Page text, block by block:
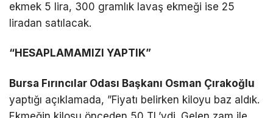
ekmek 5 lira, 300 gramlık lavaş ekmeği ise 25
liradan satılacak.
“HESAPLAMAMIZI YAPTIK”
Bursa Fırıncılar Odası Başkanı Osman Çırakoğlu
yaptığı açıklamada, ”Fiyatı belirken kiloyu baz aldık.